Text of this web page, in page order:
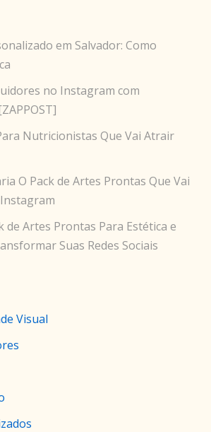
em Salvador: Como
no Instagram com
Nutricionistas Que Vai Atrair
O Pack de Artes Prontas Que Vai
de Artes Prontas Para Estética e
Suas Redes Sociais
Visual